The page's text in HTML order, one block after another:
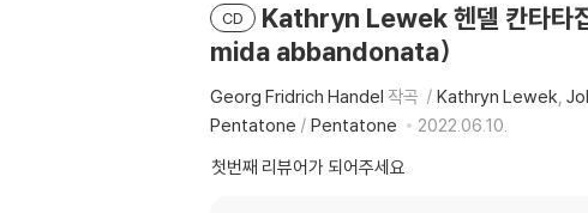
CD
Kathryn Lewek 헨델 칸타타
mida abbandonata)
Georg Fridrich Handel 작곡 Kathryn Lewek
Pentatone / Pentatone
2022.06.10.
첫번째 리뷰어가 되어주세요